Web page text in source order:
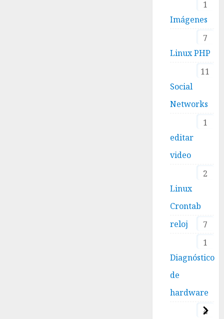
1
Imágenes
7
Linux PHP
11
Social
Networks
1
editar
video
2
Linux
Crontab
7
reloj
1
Diagnóstico
de
hardware
4